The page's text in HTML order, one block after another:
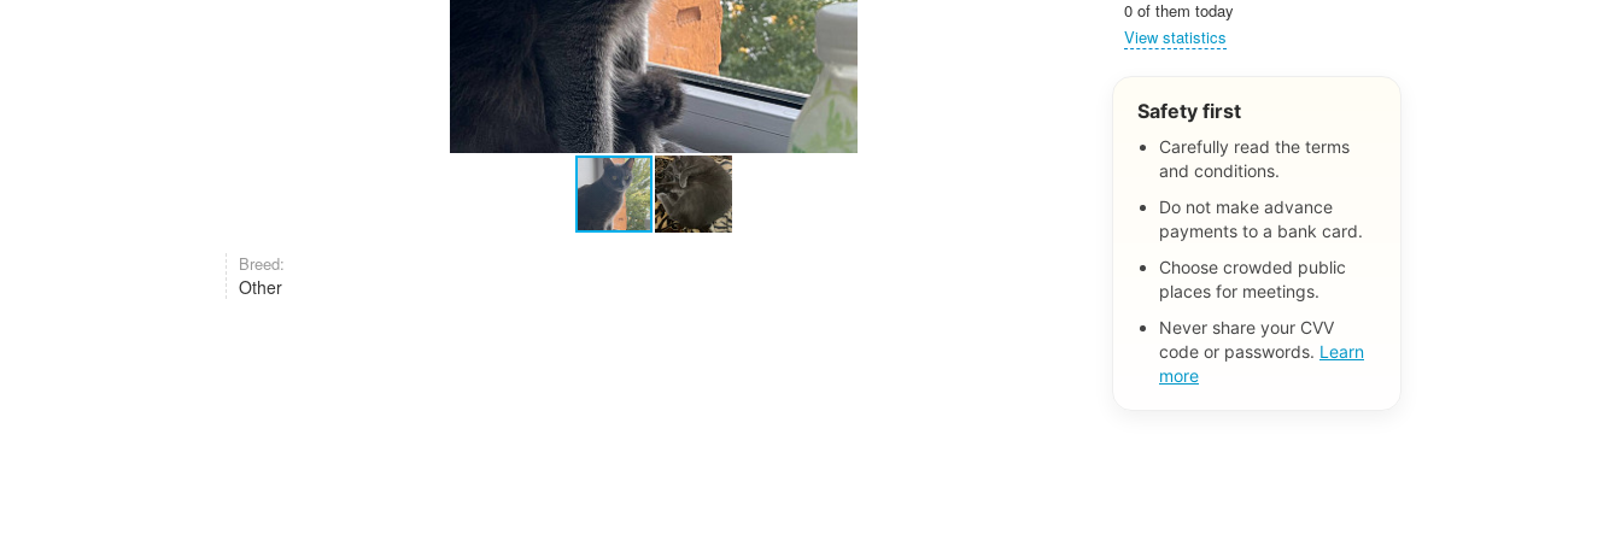
Breed:
Other
0 of them today
View statistics
Safety first
Carefully read the terms
and conditions.
Do not make advance
payments to a bank card.
Choose crowded public
places for meetings.
Never share your CVV
code or passwords. Learn
more